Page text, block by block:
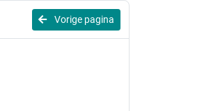
Vorige pagina